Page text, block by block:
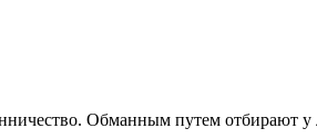
Обманным путем отбирают у